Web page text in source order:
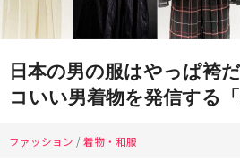
日本の男の服はやっぱ袴
コいい男着物を発信する「
ファッション /着物・和服